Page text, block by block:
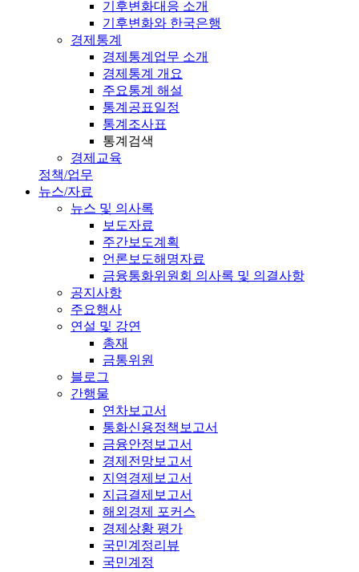
기후변화대응 소개
기후변화와 한국은행
경제통계
경제통계업무 소개
경제통계 개요
주요통계 해설
통계공표일정
통계조사표
통계검색
경제교육
정책/업무
뉴스/자료
뉴스 및 의사록
보도자료
주간보도계획
언론보도해명자료
금융통화위원회 의사록 및 의결사항
공지사항
주요행사
연설 및 강연
총재
금통위원
블로그
간행물
연차보고서
통화신용정책보고서
금융안정보고서
경제전망보고서
지역경제보고서
지급결제보고서
해외경제 포커스
경제상황 평가
국민계정리뷰
국민계정